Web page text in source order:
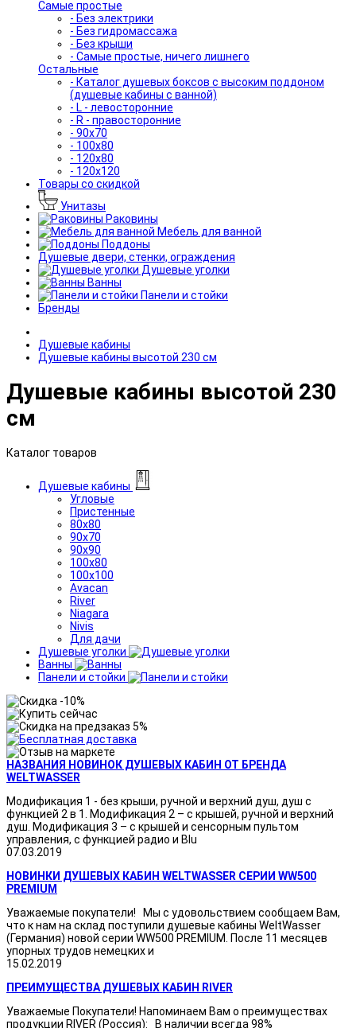
Самые простые
- Без электрики
- Без гидромассажа
- Без крыши
- Самые простые, ничего лишнего
Остальные
- Каталог душевых боксов с высоким поддоном
(душевые кабины с ванной)
- L - левосторонние
- R - правосторонние
- 90x70
- 100x80
- 120x80
- 120x120
Товары со скидкой
Унитазы
Раковины
Мебель для ванной
Поддоны
Душевые двери, стенки, ограждения
Душевые уголки
Ванны
Панели и стойки
Бренды
Душевые кабины
Душевые кабины высотой 230 см
Душевые кабины высотой 230
см
Каталог товаров
Душевые кабины
Угловые
Пристенные
80x80
90x70
90x90
100x80
100x100
Avacan
River
Niagara
Nivis
Для дачи
Душевые уголки
Ванны
Панели и стойки
НАЗВАНИЯ НОВИНОК ДУШЕВЫХ КАБИН ОТ БРЕНДА
WELTWASSER
Модификация 1 - без крыши, ручной и верхний душ, душ с
функцией 2 в 1. Модификация 2 – с крышей, ручной и верхний
душ. Модификация 3 – с крышей и сенсорным пультом
управления, с функцией радио и Blu
07.03.2019
НОВИНКИ ДУШЕВЫХ КАБИН WELTWASSER СЕРИИ WW500
PREMIUM
Уважаемые покупатели! Мы с удовольствием сообщаем Вам,
что к нам на склад поступили душевые кабины WeltWasser
(Германия) новой серии WW500 PREMIUM. После 11 месяцев
упорных трудов немецких и
15.02.2019
ПРЕИМУЩЕСТВА ДУШЕВЫХ КАБИН RIVER
Уважаемые Покупатели! Напоминаем Вам о преимуществах
продукции RIVER (Россия): В наличии всегда 98%